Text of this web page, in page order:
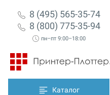
8 (495) 565-35-74
8 (800) 775-35-94
пн–пт 9:00–18:00
Каталог